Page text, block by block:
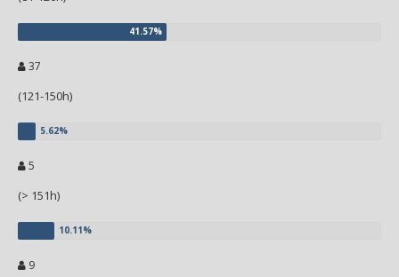
37
(121-150h)
5
(> 151h)
9